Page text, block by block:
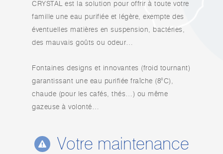
CRYSTAL est la solution pour offrir à toute votre
famille une eau purifiée et légère, exempte des
éventuelles matières en suspension, bactéries,
des mauvais goûts ou odeur…
Fontaines designs et innovantes (froid tournant)
garantissant une eau purifiée fraîche (8°C),
chaude (pour les cafés, thés…) ou même
gazeuse à volonté…
Votre maintenance